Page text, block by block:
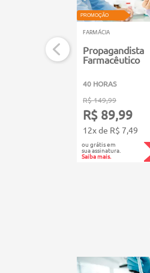
PROMOÇÃO
FARMÁCIA
Propagandista
Farmacêutico
40 HORAS
R$ 149,99
R$ 89,99
12x de R$ 7,49
ou grátis em
sua assinatura.
Saiba mais.